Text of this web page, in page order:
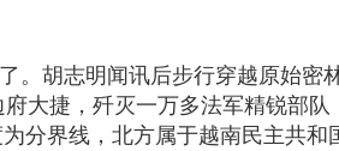
。胡志明闻讯后步行穿越原始
大捷，歼灭一万多法军精锐部
分界线，北方属于越南民主共